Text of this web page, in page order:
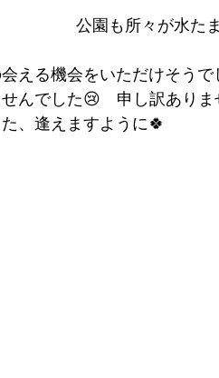
公園も所々が水た
える機会をいただけそう
んでした😢　申し訳あり
、逢えますように🍀